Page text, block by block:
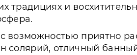
традициях и
возможностью приятно
отличный